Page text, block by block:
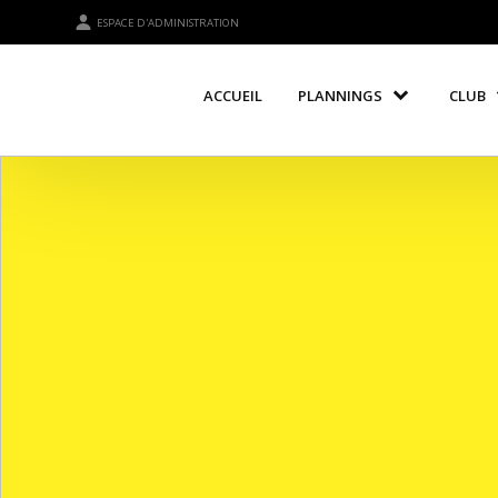
ESPACE D'ADMINISTRATION
ACCUEIL PLANNINGS CLUB